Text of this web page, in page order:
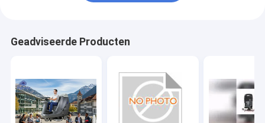
Geadviseerde Producten